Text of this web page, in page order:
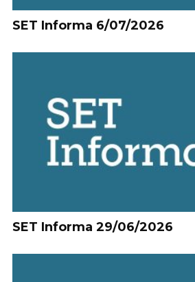
SET Informa 6/07/2026
SET Informa 29/06/2026